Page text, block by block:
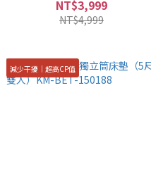
NT$3,999
NT$4,999
減少干擾│超高CP值